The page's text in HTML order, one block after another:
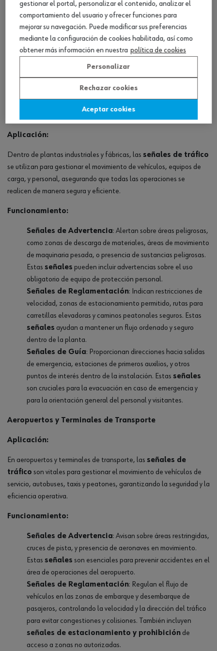
Señales de Reglamentación
: Indicaciones de límites de
velocidad reducidos, direcciones obligatorias y prohibiciones
de paso para mantener el orden y minimizar el riesgo de
accidentes.
: Informan sobre desvíos y rutas
alternativas para evitar la zona de construcción, ayudando a
Plantas Industriales y Fábricas
Aplicación:
Dentro de plantas industriales y fábricas, las señales de tráfico
se utilizan para gestionar el movimiento de vehículos, equipos de
carga, y personal, asegurando que todas las operaciones se
realicen de manera segura y eficiente.
Funcionamiento:
Señales de Advertencia: Alertan sobre áreas peligrosas,
como zonas de descarga de materiales, áreas de movimiento
de maquinaria pesada, o presencia de sustancias peligrosas.
Estas señales pueden incluir advertencias sobre el uso
obligatorio de equipo de protección personal.
Señales de Reglamentación: Indican restricciones de
velocidad, zonas de estacionamiento permitido, rutas para
carretillas elevadoras y caminos peatonales seguros. Estas
señales ayudan a mantener un flujo ordenado y seguro
dentro de la planta.
Señales de Guía: Proporcionan direcciones hacia salidas
de emergencia, estaciones de primeros auxilios, y otros
puntos de interés dentro de la instalación. Estas señales
son cruciales para la evacuación en caso de emergencia y
para la orientación general del personal y visitantes.
Aeropuertos y Terminales de Transporte
Aplicación:
En aeropuertos y terminales de transporte, las señales de
tráfico son vitales para gestionar el movimiento de vehículos de
servicio, autobuses, taxis y peatones, garantizando la seguridad y la
eficiencia operativa.
Funcionamiento:
Señales de Advertencia: Avisan sobre áreas restringidas,
cruces de pista, y presencia de aeronaves en movimiento.
Estas señales son esenciales para prevenir accidentes en el
área de operaciones del aeropuerto.
Señales de Reglamentación: Regulan el flujo de
vehículos en las zonas de embarque y desembarque de
pasajeros, controlando la velocidad y la dirección del tráfico
para evitar congestiones y colisiones. También incluyen
señales de estacionamiento y prohibición de
acceso a zonas no autorizadas.
gestionar el portal, personalizar el contenido, analizar el
comportamiento del usuario y ofrecer funciones para
mejorar su navegación. Puede modificar sus preferencias
mediante la configuración de cookies habilitada, así como
obtener más información en nuestra política de cookies
Personalizar
Rechazar cookies
Aceptar cookies